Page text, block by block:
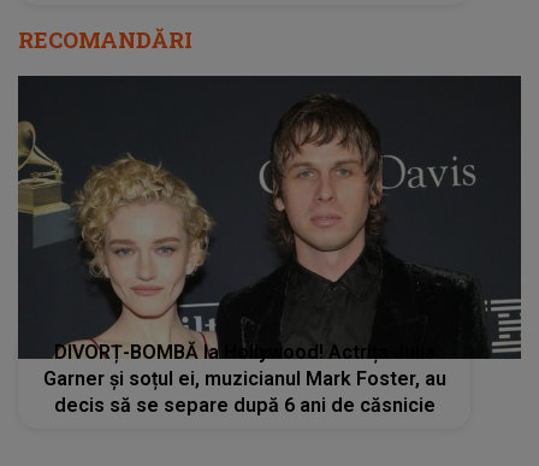
RECOMANDĂRI
DIVORȚ-BOMBĂ la Hollywood! Actrița Julia
Garner și soțul ei, muzicianul Mark Foster, au
decis să se separe după 6 ani de căsnicie